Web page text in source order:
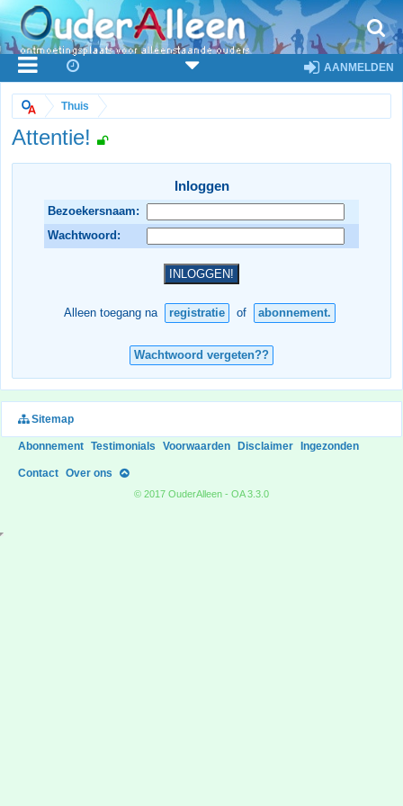
AANMELDEN
Thuis
Attentie!
Inloggen
Bezoekersnaam:
Wachtwoord:
Alleen toegang na registratie of abonnement.
Wachtwoord vergeten??
Sitemap
Abonnement Testimonials Voorwaarden Disclaimer Ingezonden
Contact Over ons
© 2017 OuderAlleen - OA 3.3.0